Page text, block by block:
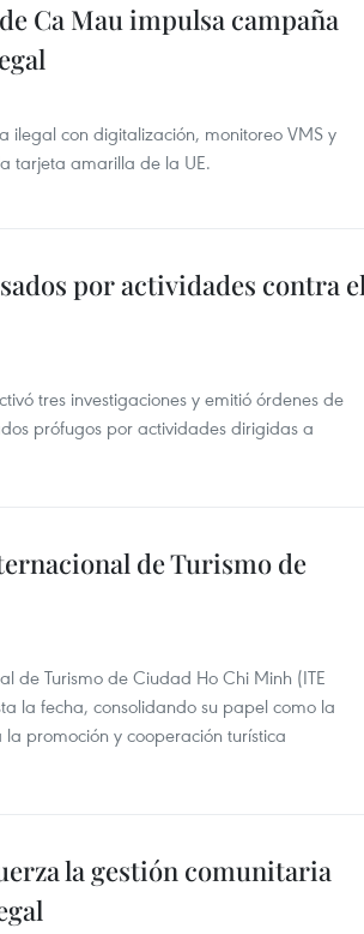
Ca Mau impulsa campaña
ilegal con digitalización, monitoreo VMS y
tarjeta amarilla de la UE.
por actividades contra
tres investigaciones y emitió órdenes de
prófugos por actividades dirigidas a
de Turismo de
de Turismo de Ciudad Ho Chi Minh (ITE
la fecha, consolidando su papel como la
promoción y cooperación turística
la gestión comunitaria